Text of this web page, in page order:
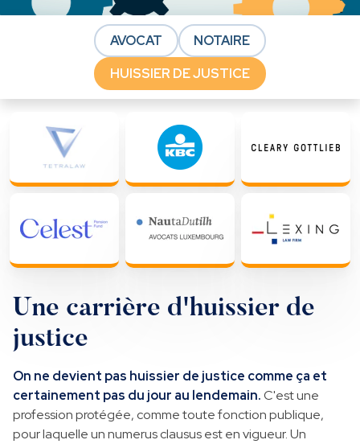
AVOCAT
NOTAIRE
HUISSIER DE JUSTICE
Une carrière d'huissier de
justice
On ne devient pas huissier de justice comme ça et
certainement pas du jour au lendemain.C'est une
profession protégée, comme toute fonction publique,
pour laquelle un numerus clausus est en vigueur. Un